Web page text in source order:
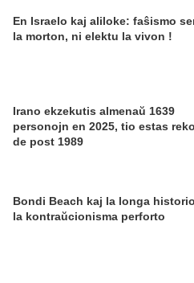
En Israelo kaj aliloke: faŝismo
la morton, ni elektu la vivon !
Irano ekzekutis almenaŭ 1639
personojn en 2025, tio estas
de post 1989
Bondi Beach kaj la longa
la kontraŭcionisma perforto